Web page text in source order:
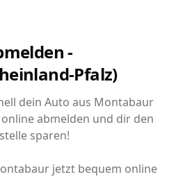
-
Pfalz)
dein Auto aus Montabaur
abmelden und dir den
sparen!
jetzt bequem online